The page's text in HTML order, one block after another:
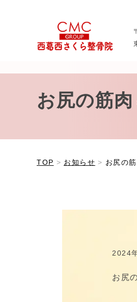
お尻の筋
TOP お知らせ お尻の
2024
お尻